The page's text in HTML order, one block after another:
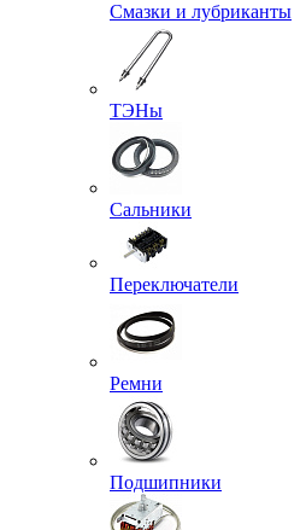
Смазки и лубриканты
ТЭНы
Сальники
Переключатели
Ремни
Подшипники